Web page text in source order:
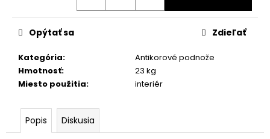
Kategória:
Antikorové podnože
Hmotnosť:
23 kg
Miesto použitia: interiér
Opýtať sa Zdieľať
Popis Diskusia